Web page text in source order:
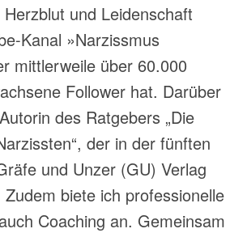
und Leidenschaft
Kanal »Narzissmus
mittlerweile über 60.000
Follower hat. Darüber
des Ratgebers „Die
der in der fünften
und Unzer (GU) Verlag
biete ich professionelle
Coaching an. Gemeinsam